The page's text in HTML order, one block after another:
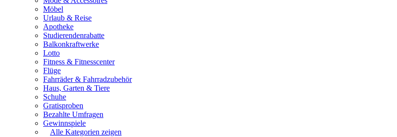
Möbel
Urlaub & Reise
Apotheke
Studierendenrabatte
Balkonkraftwerke
Lotto
Fitness & Fitnesscenter
Flüge
Fahrräder & Fahrradzubehör
Haus, Garten & Tiere
Schuhe
Gratisproben
Bezahlte Umfragen
Gewinnspiele
Alle Kategorien zeigen